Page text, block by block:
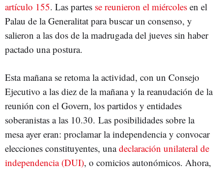
artículo 155. Las partes se reunieron el miércoles en el
Palau de la Generalitat para buscar un consenso, y
salieron a las dos de la madrugada del jueves sin haber
pactado una postura.
Esta mañana se retoma la actividad, con un Consejo
Ejecutivo a las diez de la mañana y la reanudación de la
reunión con el Govern, los partidos y entidades
soberanistas a las 10.30. Las posibilidades sobre la
mesa ayer eran: proclamar la independencia y convocar
elecciones constituyentes, unadeclaración unilateral de
independencia (DUI), o comicios autonómicos. Ahora,